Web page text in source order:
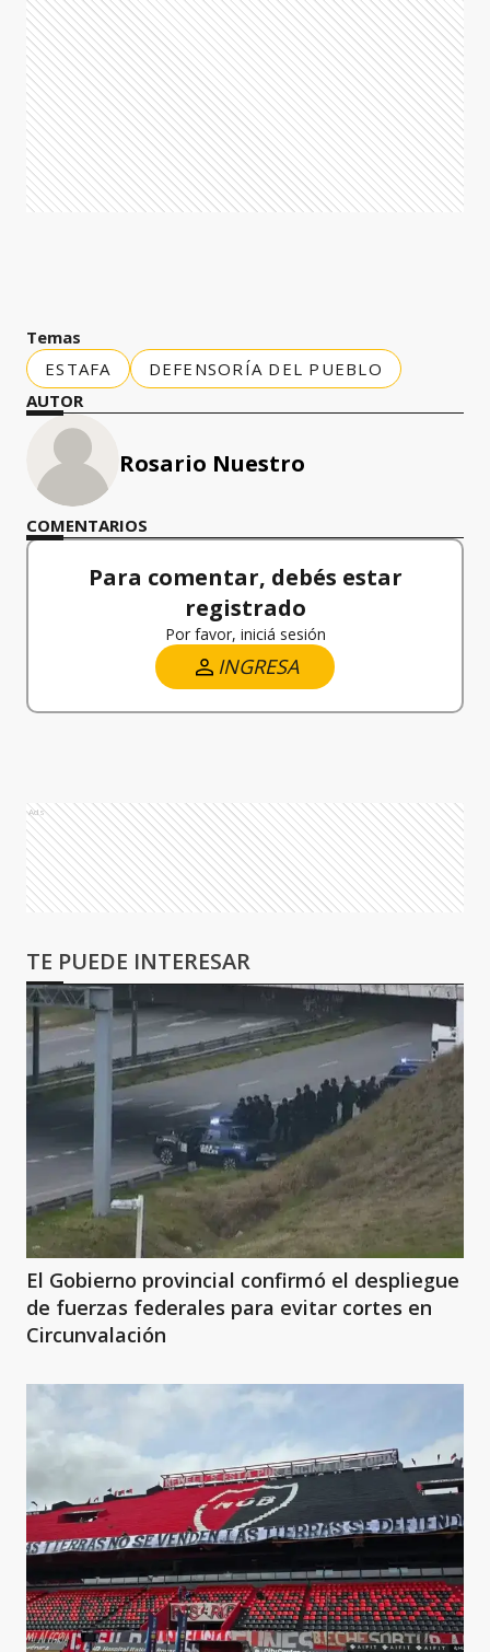
Temas
ESTAFA
DEFENSORÍA DEL PUEBLO
AUTOR
Rosario Nuestro
COMENTARIOS
Para comentar, debés estar
registrado
Por favor, iniciá sesión
INGRESA
Ads
TE PUEDE INTERESAR
El Gobierno provincial confirmó el despliegue
de fuerzas federales para evitar cortes en
Circunvalación